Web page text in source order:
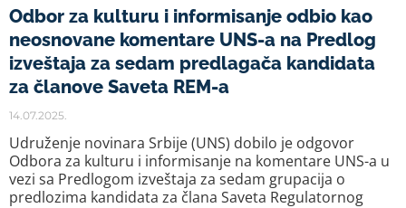
Odbor za kulturu i informisanje odbio kao
neosnovane komentare UNS-a na Predlog
izveštaja za sedam predlagača kandidata
za članove Saveta REM-a
14.07.2025.
Udruženje novinara Srbije (UNS) dobilo je odgovor
Odbora za kulturu i informisanje na komentare UNS-a u
vezi sa Predlogom izveštaja za sedam grupacija o
predlozima kandidata za člana Saveta Regulatornog